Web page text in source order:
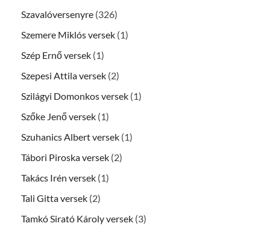
Szavalóversenyre (326)
Szemere Miklós versek (1)
Szép Ernő versek (1)
Szepesi Attila versek (2)
Szilágyi Domonkos versek (1)
Szőke Jenő versek (1)
Szuhanics Albert versek (1)
Tábori Piroska versek (2)
Takács Irén versek (1)
Tali Gitta versek (2)
Tamkó Sirató Károly versek (3)